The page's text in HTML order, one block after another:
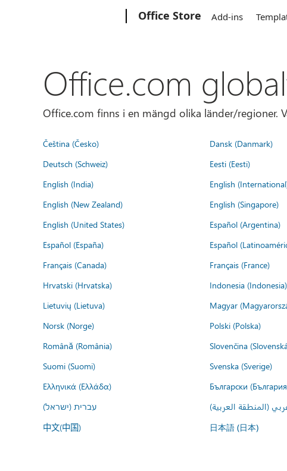
Office Store Add-ins
Office.com
Office.com finns i en mängd olika länder/regioner.
Čeština (Česko) Dansk (Danmark)
Deutsch (Schweiz)
Eesti (Eesti)
English (India)
English
English (New Zealand)
English (Singapore)
English (United States)
Español (Argentina)
Español (España)
Español
Français (Canada)
Français (France)
Hrvatski (Hrvatska)
Indonesia (Indonesia)
Lietuvių (Lietuva)
Magyar
Norsk (Norge)
Polski (Polska)
Română (România)
Slovenčina
Suomi (Suomi)
Svenska (Sverige)
Ελληνικά (Ελλάδα)
Български
עברית (ישראל)
(المنطقة العربية)
中文(中国) 日本語 (日本)